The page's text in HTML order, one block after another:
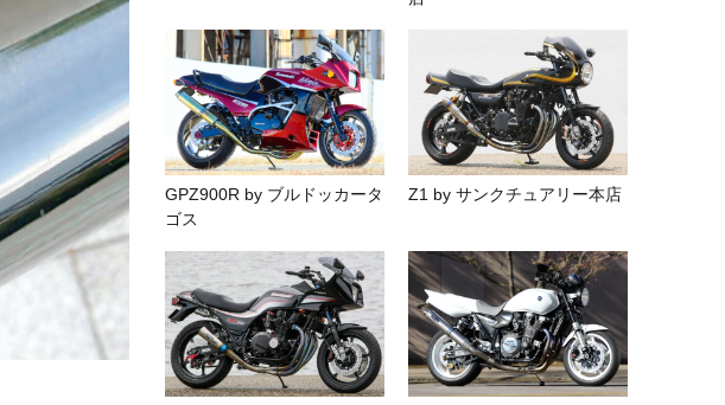
GPZ900R by ブルドッカータ
ゴス
Z1 by サンクチュアリー本店